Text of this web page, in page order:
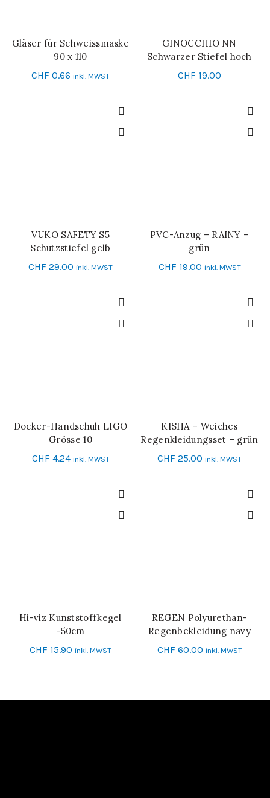
IN DEN WARENKORB
Gläser für Schweissmaske
90 x 110
CHF 0.66 inkl. MWST
SCHNELL-EINKAUF
GINOCCHIO NN
Schwarzer Stiefel hoch
CHF 19.00
SCHNELL-EINKAUF
VUKO SAFETY S5
Schutzstiefel gelb
CHF 29.00 inkl. MWST
IN DEN WARENKORB
PVC-Anzug – RAINY –
grün
CHF 19.00 inkl. MWST
IN DEN WARENKORB
Docker-Handschuh LIGO
Grösse 10
CHF 4.24 inkl. MWST
IN DEN WARENKORB
KISHA – Weiches
Regenkleidungsset – grün
CHF 25.00 inkl. MWST
IN DEN WARENKORB
Hi-viz Kunststoffkegel
-50cm
CHF 15.90 inkl. MWST
IN DEN WARENKORB
REGEN Polyurethan-
Regenbekleidung navy
CHF 60.00 inkl. MWST